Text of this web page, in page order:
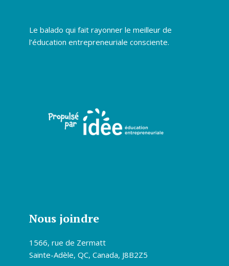
Le balado qui fait rayonner le meilleur de
l’éducation entrepreneuriale consciente.
Nous joindre
1566, rue de Zermatt
Sainte-Adèle, QC, Canada, J8B2Z5